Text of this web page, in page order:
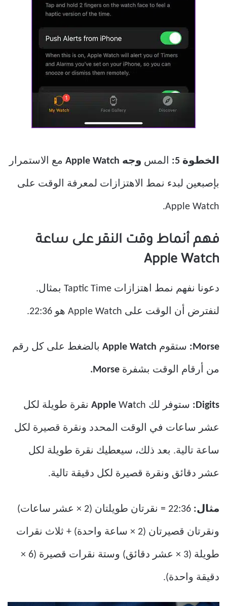
الخطوة 5: المس وجه Apple Watch مع الاستمرار
بإصبعين لبدء نمط الاهتزازات لمعرفة الوقت على
Apple Watch.
فهم أنماط وقت النقر على ساعة
Apple Watch
دعونا نفهم نمط اهتزازات Taptic Time بمثال.
لنفترض أن الوقت على Apple Watch هو 22:36.
Morse: ستقوم Apple Watch بالضغط على كل رقم
من أرقام الوقت بشفرة Morse.
Digits: ستوفر لك Apple Wa tch نقرة طويلة لكل
عشر ساعات في الوقت المحدد ونقرة قصيرة لكل
ساعة تالية. بعد ذلك، سيعطيك نقرة طويلة لكل
عشر دقائق ونقرة قصيرة لكل دقيقة تالية.
مثال: 22:36 = نقرتان طويلتان (2 × عشر ساعات)
ونقرتان قصيرتان (2 × ساعة واحدة) + ثلاث نقرات
طويلة (3 × عشر دقائق) وستة نقرات قصيرة (6 ×
دقيقة واحدة).